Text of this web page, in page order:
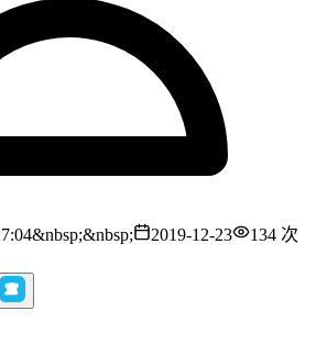
2019-12-23 134 次